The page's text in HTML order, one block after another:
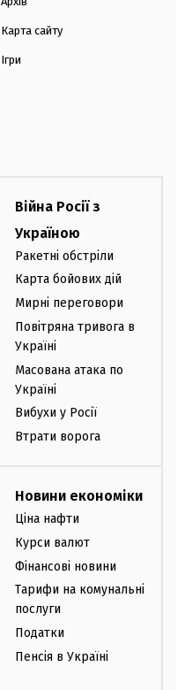
Карта сайту
Ігри
Війна Росії з
Україною
Ракетні обстріли
Карта бойових дій
Мирні переговори
Повітряна тривога в
Україні
Масована атака по
Україні
Вибухи у Росії
Втрати ворога
Новини економіки
Ціна нафти
Курси валют
Фінансові новини
Тарифи на комунальні
послуги
Податки
Пенсія в Україні